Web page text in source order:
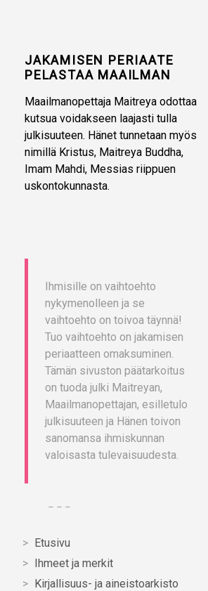
JAKAMISEN PERIAATE
PELASTAA MAAILMAN
Maailmanopettaja Maitreya odottaa
kutsua voidakseen laajasti tulla
julkisuuteen. Hänet tunnetaan myös
nimillä Kristus, Maitreya Buddha,
Imam Mahdi, Messias riippuen
uskontokunnasta.
Etusivu
Ihmeet ja merkit
Kirjallisuus- ja aineistoarkisto
Ihmisille on vaihtoehto
nykymenolleen ja se
vaihtoehto on toivoa täynnä!
Tuo vaihtoehto on jakamisen
periaatteen omaksuminen.
Tämän sivuston päätarkoitus
on tuoda julki Maitreyan,
Maailmanopettajan, esilletulo
julkisuuteen ja Hänen toivon
sanomansa ihmiskunnan
valoisasta tulevaisuudesta.
– – –